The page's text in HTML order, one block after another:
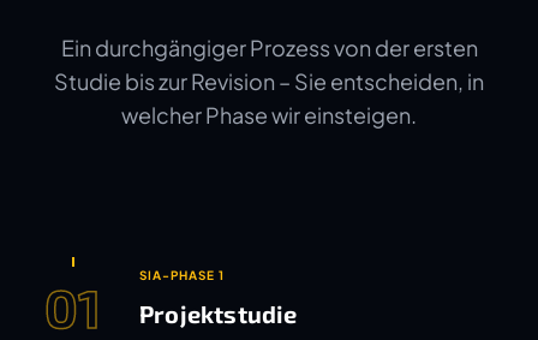
Ein durchgängiger Prozess von der ersten
Studie bis zur Revision – Sie entscheiden, in
welcher Phase wir einsteigen.
01 SIA-PHASE 1
Projektstudie